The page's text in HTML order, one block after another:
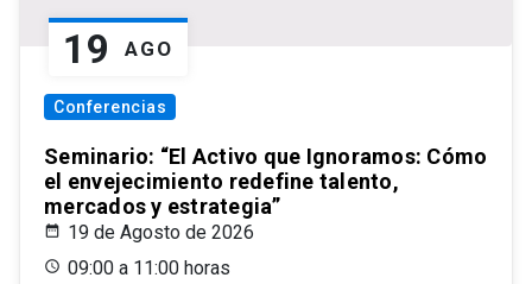
19 AGO
Conferencias
Seminario: “El Activo que Ignoramos: Cómo
el envejecimiento redefine talento,
mercados y estrategia”
19 de Agosto de 2026
09:00 a 11:00 horas